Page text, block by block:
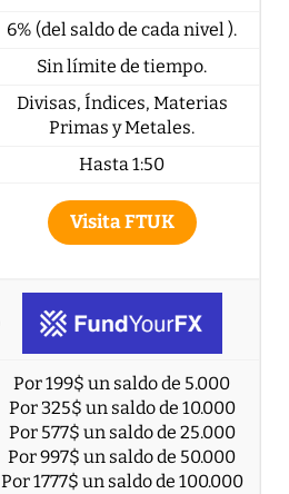
6% (del saldo de cada nivel ).
Sin límite de tiempo.
Divisas, Índices, Materias
Primas y Metales.
Hasta 1:50
Visita FTUK
Por 199$ un saldo de 5.000
Por 325$ un saldo de 10.000
Por 577$ un saldo de 25.000
Por 997$ un saldo de 50.000
Por 1777$ un saldo de 100.000